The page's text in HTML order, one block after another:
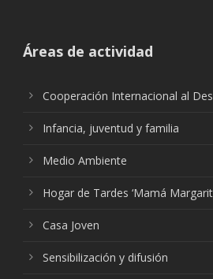
Áreas de actividad
Cooperación Internacional al
Infancia, juventud y familia
Medio Ambiente
Hogar de Tardes ‘Mamá
Casa Joven
Sensibilización y difusión